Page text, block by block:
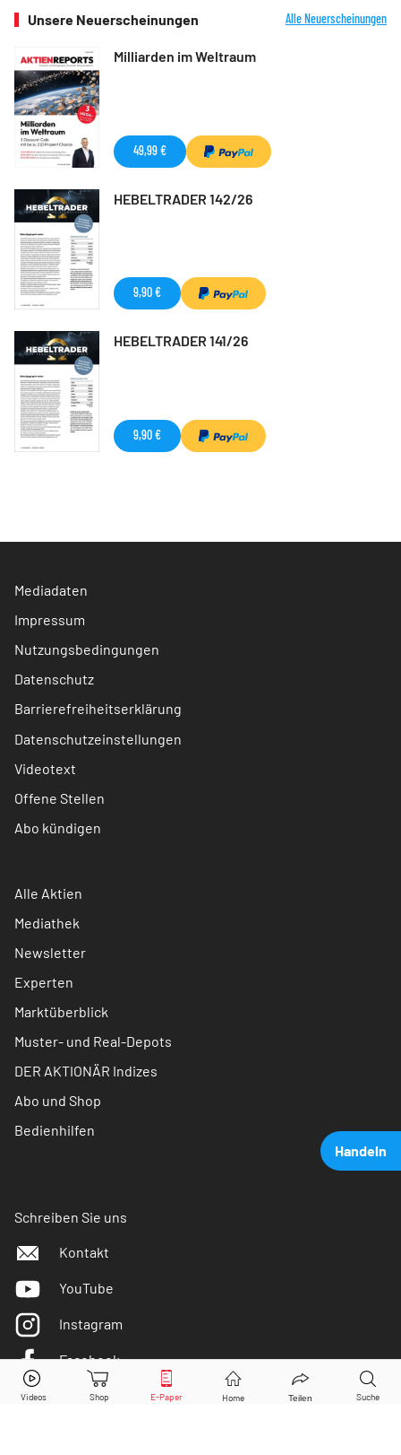
Handeln
AstrazenecaAktie jetzt handeln?
Unsere Neuerscheinungen Alle Neuerscheinungen
Milliarden im Weltraum
49,99 €
HEBELTRADER 142/26
9,90 €
HEBELTRADER 141/26
9,90 €
Mediadaten
Impressum
Nutzungsbedingungen
Datenschutz
Barrierefreiheitserklärung
Datenschutzeinstellungen
Videotext
Offene Stellen
Abo kündigen
Alle Aktien
Mediathek
Newsletter
Experten
Marktüberblick
Muster- und Real-Depots
DER AKTIONÄR Indizes
Abo und Shop
Bedienhilfen
Schreiben Sie uns
Kontakt
YouTube
Instagram
Facebook
Twitter